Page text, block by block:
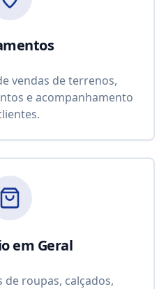
vendas de terrenos,
e acompanhamento
em Geral
de roupas, calçados,